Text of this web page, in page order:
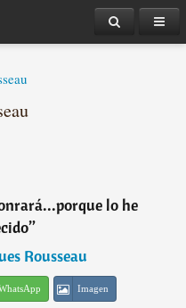
lo he
”
Rousseau
Imagen